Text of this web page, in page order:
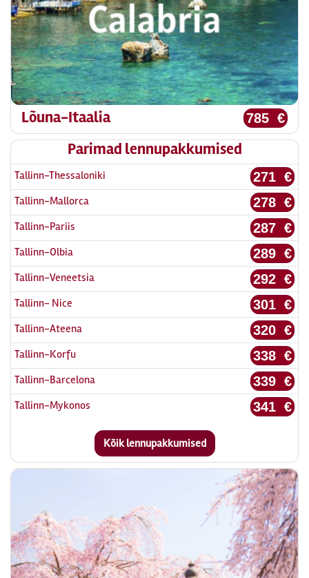
785 €
Lõuna-Itaalia
Parimad lennupakkumised
Tallinn-Thessaloniki 271 €
Tallinn-Mallorca 278 €
Tallinn-Pariis 287 €
Tallinn-Olbia 289 €
Tallinn-Veneetsia 292 €
Tallinn- Nice 301 €
Tallinn-Ateena 320 €
Tallinn-Korfu 338 €
Tallinn-Barcelona 339 €
Tallinn-Mykonos 341 €